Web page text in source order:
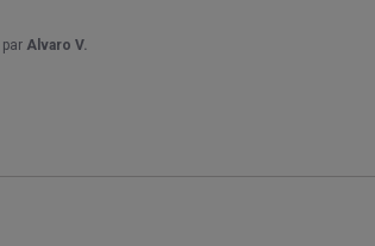
par Alvaro V.